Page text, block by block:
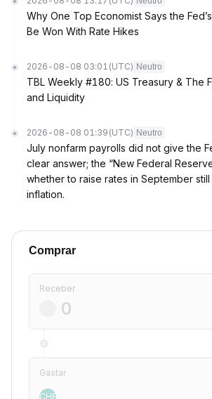
Why One Top Economist Says the
Be Won With Rate Hikes
2026-08-08 03:01 (UTC) Neutro
TBL Weekly #180: US Treasury & The
and Liquidity
2026-08-08 01:39 (UTC) Neutro
July nonfarm payrolls did not give the
clear answer; the “New Federal
whether to raise rates in September
inflation.
Comprar
Receber
Gastar
CHF